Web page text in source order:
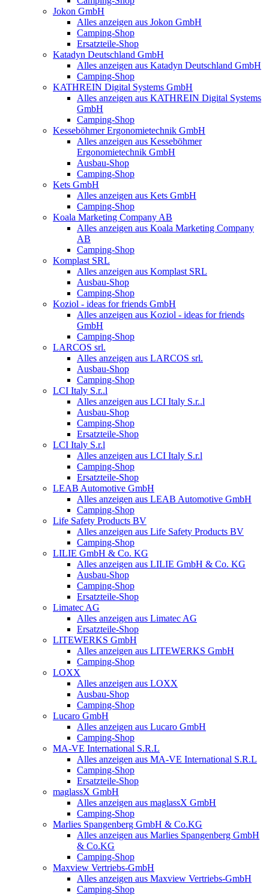
Jokon GmbH
Alles anzeigen aus Jokon GmbH
Camping-Shop
Ersatzteile-Shop
Katadyn Deutschland GmbH
Alles anzeigen aus Katadyn Deutschland GmbH
Camping-Shop
KATHREIN Digital Systems GmbH
Alles anzeigen aus KATHREIN Digital Systems
GmbH
Camping-Shop
Kesseböhmer Ergonomietechnik GmbH
Alles anzeigen aus Kesseböhmer
Ergonomietechnik GmbH
Ausbau-Shop
Camping-Shop
Kets GmbH
Alles anzeigen aus Kets GmbH
Camping-Shop
Koala Marketing Company AB
Alles anzeigen aus Koala Marketing Company
AB
Camping-Shop
Komplast SRL
Alles anzeigen aus Komplast SRL
Ausbau-Shop
Camping-Shop
Koziol - ideas for friends GmbH
Alles anzeigen aus Koziol - ideas for friends
GmbH
Camping-Shop
LARCOS srl.
Alles anzeigen aus LARCOS srl.
Ausbau-Shop
Camping-Shop
LCI Italy S.r..l
Alles anzeigen aus LCI Italy S.r..l
Ausbau-Shop
Camping-Shop
Ersatzteile-Shop
LCI Italy S.r.l
Alles anzeigen aus LCI Italy S.r.l
Camping-Shop
Ersatzteile-Shop
LEAB Automotive GmbH
Alles anzeigen aus LEAB Automotive GmbH
Camping-Shop
Life Safety Products BV
Alles anzeigen aus Life Safety Products BV
Camping-Shop
LILIE GmbH & Co. KG
Alles anzeigen aus LILIE GmbH & Co. KG
Ausbau-Shop
Camping-Shop
Ersatzteile-Shop
Limatec AG
Alles anzeigen aus Limatec AG
Ersatzteile-Shop
LITEWERKS GmbH
Alles anzeigen aus LITEWERKS GmbH
Camping-Shop
LOXX
Alles anzeigen aus LOXX
Ausbau-Shop
Camping-Shop
Lucaro GmbH
Alles anzeigen aus Lucaro GmbH
Camping-Shop
MA-VE International S.R.L
Alles anzeigen aus MA-VE International S.R.L
Camping-Shop
Ersatzteile-Shop
maglassX GmbH
Alles anzeigen aus maglassX GmbH
Camping-Shop
Marlies Spangenberg GmbH & Co.KG
Alles anzeigen aus Marlies Spangenberg GmbH
& Co.KG
Camping-Shop
Maxview Vertriebs-GmbH
Alles anzeigen aus Maxview Vertriebs-GmbH
Camping-Shop